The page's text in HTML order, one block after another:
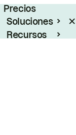
Precios
Soluciones
Recursos